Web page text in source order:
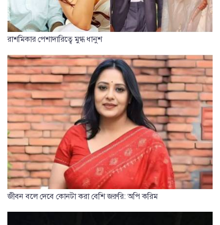
রাশমিকার পেশাদারিত্বে মুগ্ধ ধানুশ
জীবন বলে দেবে কোনটা করা বেশি জরুরি: অপি করিম